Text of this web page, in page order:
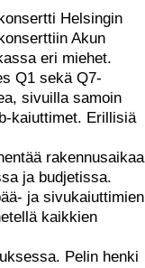
Helsingin
Akun
eri miehet.
Q1 sekä Q7-
sivuilla samoin
kaiuttimet. Erillisiä
rakennusaikaa
ja budjetissa.
ja sivukaiuttimien
kaikkien
Pelin henki